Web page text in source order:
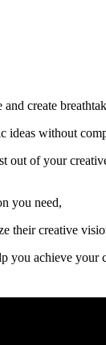
create
ideas without
of your
you need,
creative
achieve